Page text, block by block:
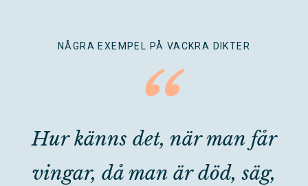
NÅGRA EXEMPEL PÅ VACKRA DIKTER
“
Hur känns det, när man får
vingar, då man är död, säg,